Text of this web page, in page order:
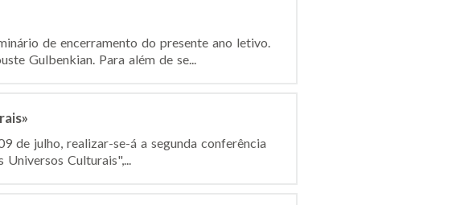
de encerramento do presente ano letivo.
Gulbenkian. Para além de se...
julho, realizar-se-á a segunda conferência
Universos Culturais",...